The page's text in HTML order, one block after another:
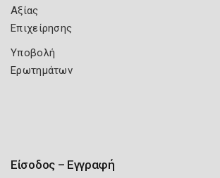
Αξίας
Επιχείρησης
Υποβολή
Ερωτημάτων
Είσοδος – Εγγραφή